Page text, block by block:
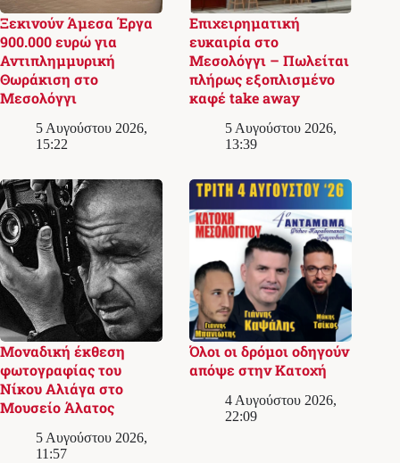
Ξεκινούν Άμεσα Έργα
900.000 ευρώ για
Αντιπλημμυρική
Θωράκιση στο
Μεσολόγγι
5 Αυγούστου 2026,
15:22
Επιχειρηματική
ευκαιρία στο
Μεσολόγγι – Πωλείται
πλήρως εξοπλισμένο
καφέ take away
5 Αυγούστου 2026,
13:39
Μοναδική έκθεση
φωτογραφίας του
Νίκου Αλιάγα στο
Μουσείο Άλατος
5 Αυγούστου 2026,
11:57
Όλοι οι δρόμοι οδηγούν
απόψε στην Κατοχή
4 Αυγούστου 2026,
22:09